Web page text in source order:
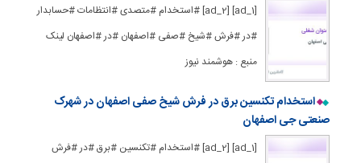
[ad_1] [ad_2] #استخدام #متصدی #انتظامات #حسابدار
#در #فرش #شیخ #صفی #اصفهان #در #اصفهان لینک
منبع : هوشمند نیوز
استخدام تکنسین برق در فرش شیخ صفی اصفهان در شهرک
صنعتی جی اصفهان
[ad_1] [ad_2] #استخدام #تکنسین #برق #در #فرش